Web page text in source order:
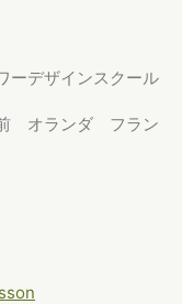
ーデザインスクール
オランダ フラン